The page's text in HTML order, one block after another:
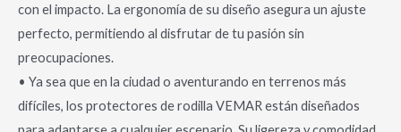
con el impacto. La ergonomía de su diseño asegura un ajuste
perfecto, permitiendo al disfrutar de tu pasión sin
preocupaciones.
• Ya sea que en la ciudad o aventurando en terrenos más
difíciles, los protectores de rodilla VEMAR están diseñados